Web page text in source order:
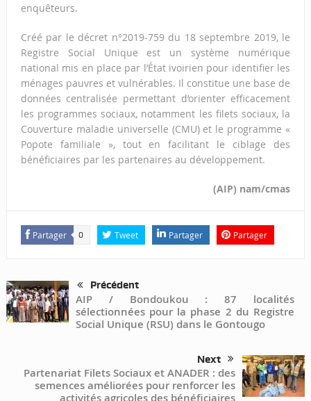
enquêteurs.
Créé par le décret n°2019-759 du 18 septembre 2019, le
Registre Social Unique est un système numérique
national mis en place par l’État ivoirien pour identifier les
ménages pauvres et vulnérables. Il constitue une base de
données centralisée permettant d’orienter efficacement
les programmes sociaux, notamment les filets sociaux, la
Couverture maladie universelle (CMU) et le programme «
Popote familiale », tout en facilitant le ciblage des
bénéficiaires par les partenaires au développement.
(AIP) nam/cmas
Partager 0 Tweet Partager Partager
Précédent
AIP / Bondoukou : 87 localités
sélectionnées pour la phase 2 du Registre
Social Unique (RSU) dans le Gontougo
Next
Partenariat Filets Sociaux et ANADER : des
semences améliorées pour renforcer les
activités agricoles des bénéficiaires